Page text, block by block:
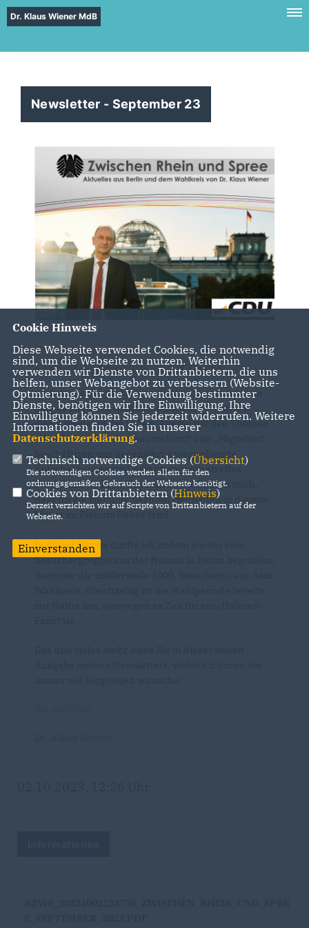
Dr. Klaus Wiener MdB
Newsletter - September 23
Liebe Leserinnen und Leser,
zurück aus der parlamentarischen Sommerpause
ging es im bundespolitischen Sitzungs-Betrieb
gleich wieder in die Vollen. Alleine mit den Themen
Haushalt“, „Krankenhausreform“ und „Migration“
beschäftigen uns gegenwärtig wegweisende
Entscheidungen und garantieren ein straffes
Programm bis Ende des Jahres. Da freut es mich,
dass meine Meinung dazu bei vier Reden in diesem
Monat im Plenum Gehör fand.
In dieser Woche durfte ich zudem wieder eine
Besuchergruppe aus der Heimat in Berlin begrüßen,
Cookie Hinweis
Diese Webseite verwendet Cookies, die notwendig
sind, um die Webseite zu nutzen. Weiterhin
verwenden wir Dienste von Drittanbietern, die uns
helfen, unser Webangebot zu verbessern (Website-
Optmierung). Für die Verwendung bestimmter
Dienste, benötigen wir Ihre Einwilligung. Ihre
Einwilligung können Sie jederzeit widerrufen. Weitere
Informationen finden Sie in unserer
Datenschutzerklärung.
Technisch notwendige Cookies (Übersicht)
Die notwendigen Cookies werden allein für den
ordnungsgemäßen Gebrauch der Webseite benötigt.
Cookies von Drittanbietern (Hinweis)
Derzeit verzichten wir auf Scripte von Drittanbietern auf der
Webseite.
Einverstanden